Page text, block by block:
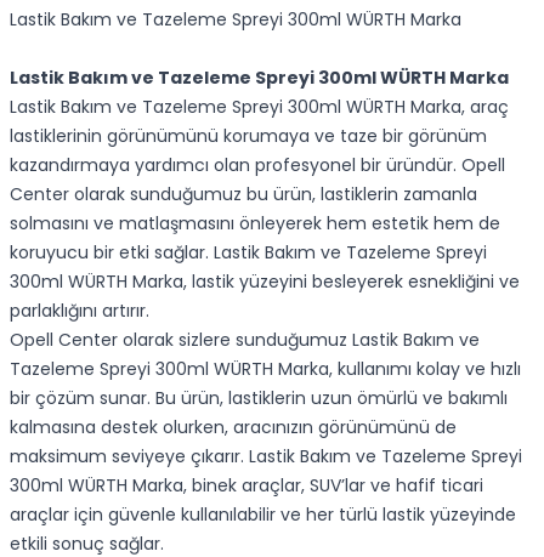
Lastik Bakım ve Tazeleme Spreyi 300ml WÜRTH Marka
Lastik Bakım ve Tazeleme Spreyi 300ml WÜRTH Marka
Lastik Bakım ve Tazeleme Spreyi 300ml WÜRTH Marka, araç
lastiklerinin görünümünü korumaya ve taze bir görünüm
kazandırmaya yardımcı olan profesyonel bir üründür. Opell
Center olarak sunduğumuz bu ürün, lastiklerin zamanla
solmasını ve matlaşmasını önleyerek hem estetik hem de
koruyucu bir etki sağlar. Lastik Bakım ve Tazeleme Spreyi
300ml WÜRTH Marka, lastik yüzeyini besleyerek esnekliğini ve
parlaklığını artırır.
Opell Center olarak sizlere sunduğumuz Lastik Bakım ve
Tazeleme Spreyi 300ml WÜRTH Marka, kullanımı kolay ve hızlı
bir çözüm sunar. Bu ürün, lastiklerin uzun ömürlü ve bakımlı
kalmasına destek olurken, aracınızın görünümünü de
maksimum seviyeye çıkarır. Lastik Bakım ve Tazeleme Spreyi
300ml WÜRTH Marka, binek araçlar, SUV’lar ve hafif ticari
araçlar için güvenle kullanılabilir ve her türlü lastik yüzeyinde
etkili sonuç sağlar.